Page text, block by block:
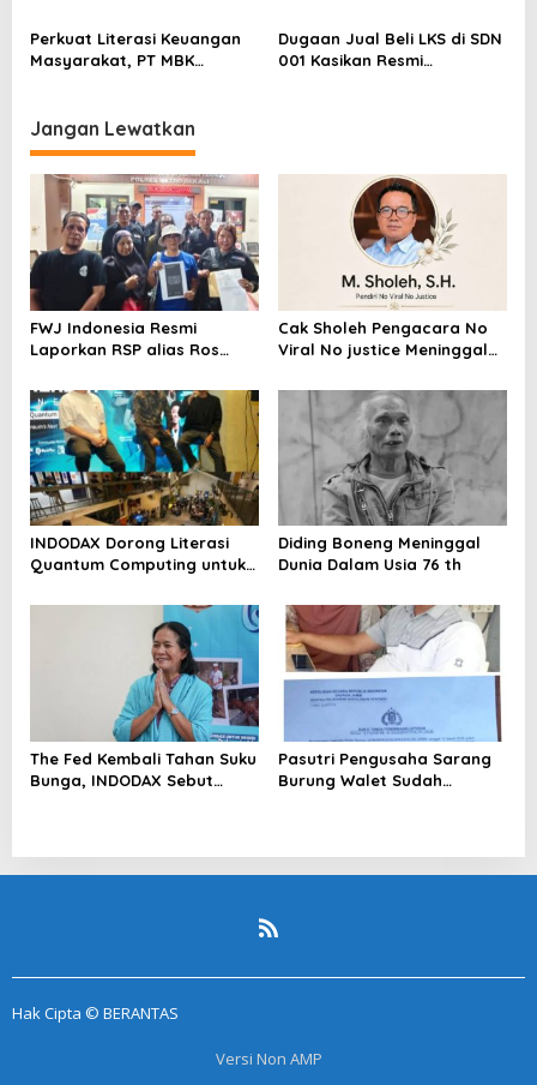
Sentimen Pasar
Pelapor Desak Polda Jambi
Segera Lakukan Penahanan
Perkuat Literasi Keuangan
Masyarakat, PT MBK
Dugaan Jual Beli LKS di SDN
001 Kasikan Resmi
Jangan Lewatkan
FWJ Indonesia Resmi
Laporkan RSP alias Ros
Cak Sholeh Pengacara No
Viral No justice Meninggal
INDODAX Dorong Literasi
Quantum Computing untuk
Blockchain
Diding Boneng Meninggal
Dunia Dalam Usia 76 th
The Fed Kembali Tahan Suku
Bunga, INDODAX Sebut
Pasutri Pengusaha Sarang
Burung Walet Sudah
Hak Cipta © BERANTAS
Versi Non AMP